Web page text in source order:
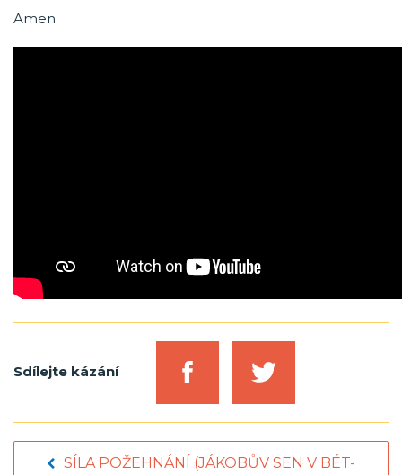
Amen.
Sdílejte kázání
SÍLA POŽEHNÁNÍ (JÁKOBŮV SEN V BÉT-